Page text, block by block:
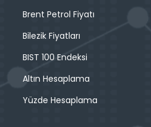
Brent Petrol Fiyatı
Bilezik Fiyatları
BIST 100 Endeksi
Altın Hesaplama
Yüzde Hesaplama